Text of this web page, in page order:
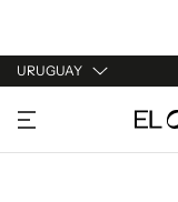
URUGUAY
URUGUAY
ARGENTINA